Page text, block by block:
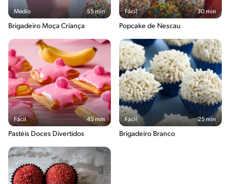
Médio 55 min
Brigadeiro Moça Criança
Fácil 30 min
Popcake de Nescau
Fácil 45 min
Pastéis Doces Divertidos
Fácil 25 min
Brigadeiro Branco